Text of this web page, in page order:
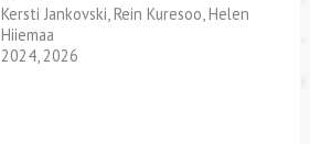
Kersti Jankovski, Rein Kuresoo, Helen
Hiiemaa
2024, 2026